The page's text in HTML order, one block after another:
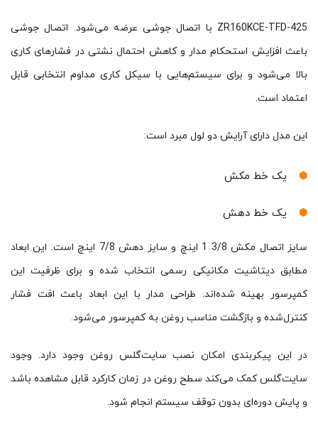
ZR160KCE-TFD-425 با اتصال جوشی عرضه می‌شود. اتصال جوشی
باعث افزایش استحکام مدار و کاهش احتمال نشتی در فشارهای کاری
بالا می‌شود و برای سیستم‌هایی با سیکل کاری مداوم انتخابی قابل
اعتماد است.
این مدل دارای آرایش دو لول مبرد است:
یک خط مکش
یک خط دهش
سایز اتصال مکش 3/8 1 اینچ و سایز دهش 7/8 اینچ است. این ابعاد
مطابق دیتاشیت مکانیکی رسمی انتخاب شده و برای ظرفیت این
کمپرسور بهینه شده‌اند. طراحی مدار با این ابعاد باعث افت فشار
کنترل‌شده و بازگشت مناسب روغن به کمپرسور می‌شود.
در این پیکربندی امکان نصب سایت‌گلس روغن وجود دارد. وجود
سایت‌گلس کمک می‌کند سطح روغن در زمان کارکرد قابل مشاهده باشد
و پایش دوره‌ای بدون توقف سیستم انجام شود.